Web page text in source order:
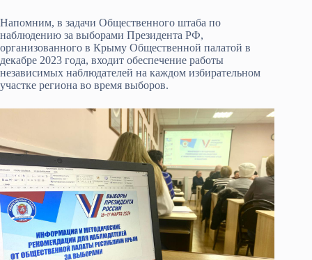
Напомним, в задачи Общественного штаба по
наблюдению за выборами Президента РФ,
организованного в Крыму Общественной палатой в
декабре 2023 года, входит обеспечение работы
независимых наблюдателей на каждом избирательном
участке региона во время выборов.